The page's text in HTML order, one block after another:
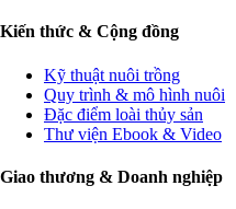
Kiến thức & Cộng đồng
Kỹ thuật nuôi trồng
Quy trình & mô hình nuôi
Đặc điểm loài thủy sản
Thư viện Ebook & Video
Giao thương & Doanh nghiệp